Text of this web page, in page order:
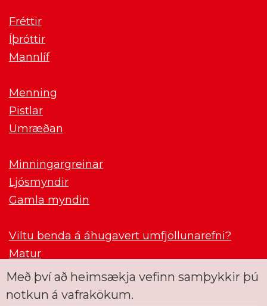
Fréttir
Íþróttir
Mannlíf
Menning
Pistlar
Umræðan
Minningargreinar
Ljósmyndir
Gamla myndin
Viltu benda á áhugavert umfjöllunarefni?
Matur
Með því að heimsækja vefinn samþykkir þú
notkun á vafrakökum.